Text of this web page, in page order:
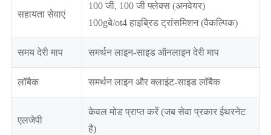
सहायता सेवाएं
100 जी, 100 जी फ्लेक्स (अनवेयर)
100gबे/ot4 हाइब्रिड ट्रांसमिशन (वैकल्पिक)
समय देरी माप समर्थन लाइन-साइड ऑनलाइन देरी माप
लॉबैक समर्थन लाइन और क्लाइंट-साइड लॉबैक
एलजेपी
केवल मोड प्राप्त करें (जब सेवा प्रकार ईथरनेट
है)